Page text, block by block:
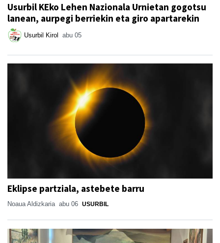
Usurbil KEko Lehen Nazionala Urnietan gogotsu
lanean, aurpegi berriekin eta giro apartarekin
Usurbil Kirol abu 05
Eklipse partziala, astebete barru
Noaua Aldizkaria abu 06 USURBIL